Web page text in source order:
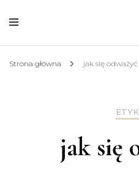
Strona główna jak się odważyć
jak się